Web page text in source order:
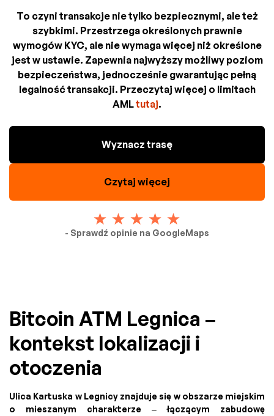
To czyni transakcje nie tylko bezpiecznymi, ale też
szybkimi. Przestrzega określonych prawnie
wymogów KYC, ale nie wymaga więcej niż określone
jest w ustawie. Zapewnia najwyższy możliwy poziom
bezpieczeństwa, jednocześnie gwarantując pełną
legalność transakcji. Przeczytaj więcej o limitach
AMLtutaj.
Wyznacz trasę
Czytaj więcej
- Sprawdź opinie na GoogleMaps
Bitcoin ATM Legnica –
kontekst lokalizacji i
otoczenia
Ulica Kartuska w Legnicy znajduje się w obszarze miejskim
o mieszanym charakterze – łączącym zabudowę